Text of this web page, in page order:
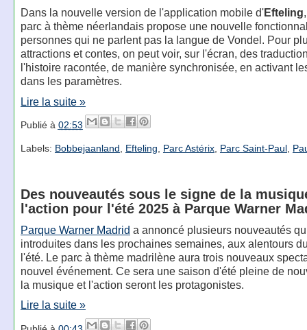
Dans la nouvelle version de l'application mobile d'Efteling
parc à thème néerlandais propose une nouvelle
personnes qui ne parlent pas la langue de Vondel. Pour
attractions et contes, on peut voir, sur l'écran, des
l'histoire racontée, de manière synchronisée, en activant
dans les paramètres.
Lire la suite »
Publié à 02:53
Labels: Bobbejaanland, Efteling, Parc Astérix, Parc Saint-Paul,
Des nouveautés sous le signe de la
l'action pour l'été 2025 à Parque Warner
Parque Warner Madrid a annoncé plusieurs nouveautés
introduites dans les prochaines semaines, aux alentours
l'été. Le parc à thème madrilène aura trois nouveaux
nouvel événement. Ce sera une saison d'été pleine de
la musique et l'action seront les protagonistes.
Lire la suite »